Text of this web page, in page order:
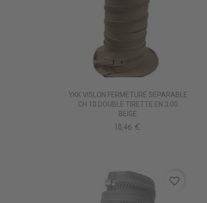
YKK VISLON FERMETURE SEPARABLE
CH 10 DOUBLE TIRETTE EN 3.00
BEIGE
18,46 €
favorite_border